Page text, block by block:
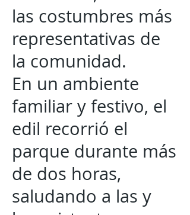
las costumbres más
representativas de
la comunidad.
En un ambiente
familiar y festivo, el
edil recorrió el
parque durante más
de dos horas,
saludando a las y